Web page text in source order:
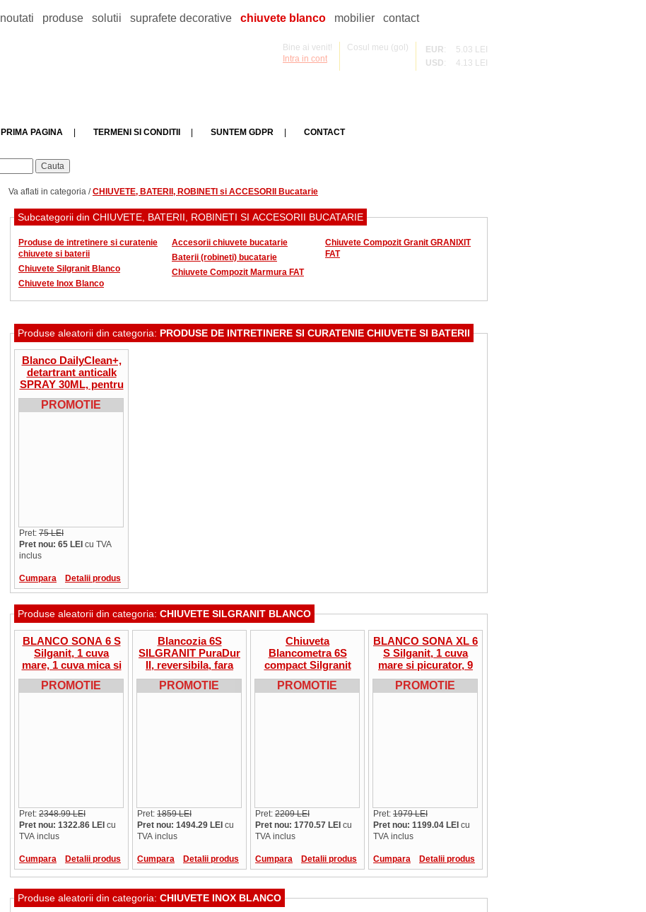
noutati produse solutii suprafete decorative chiuvete blanco mobilier contact
Bine ai venit!
Intra in cont
Cosul meu (gol) EUR:
5.03 LEI
USD: 4.13 LEI
PRIMA PAGINA TERMENI SI CONDITII SUNTEM GDPR CONTACT
Va aflati in categoria /CHIUVETE, BATERII, ROBINETI si ACCESORII Bucatarie
Subcategorii din CHIUVETE, BATERII, ROBINETI SI ACCESORII BUCATARIE
Produse de intretinere si curatenie
chiuvete si baterii
Chiuvete Silgranit Blanco
Chiuvete Inox Blanco
Accesorii chiuvete bucatarie
Baterii (robineti) bucatarie
Chiuvete Compozit Marmura FAT
Chiuvete Compozit Granit GRANIXIT
FAT
Produse aleatorii din categoria: PRODUSE DE INTRETINERE SI CURATENIE CHIUVETE SI BATERII
Blanco DailyClean+,
detartrant anticalk
SPRAY 30ML, pentru
baterii si chiuvete
inox
PROMOTIE
Pret: 75 LEI
Pret nou: 65 LEI cu TVA
inclus
Cumpara Detalii produs
Produse aleatorii din categoria: CHIUVETE SILGRANIT BLANCO
BLANCO SONA 6 S
Silganit, 1 cuva
mare, 1 cuva mica si
picurator, 9 culori
PROMOTIE
Pret: 2348.99 LEI
Pret nou: 1322.86 LEI cu
TVA inclus
Cumpara Detalii produs
Blancozia 6S
SILGRANIT PuraDur
II, reversibila, fara
excentric, culori
oferta
PROMOTIE
Pret: 1859 LEI
Pret nou: 1494.29 LEI cu
TVA inclus
Cumpara Detalii produs
Chiuveta
Blancometra 6S
compact Silgranit
PuraDur II cu
excentric,
PROMOTIE
Pret: 2209 LEI
Pret nou: 1770.57 LEI cu
TVA inclus
Cumpara Detalii produs
BLANCO SONA XL 6
S Silganit, 1 cuva
mare si picurator, 9
culori
PROMOTIE
Pret: 1979 LEI
Pret nou: 1199.04 LEI cu
TVA inclus
Cumpara Detalii produs
Produse aleatorii din categoria: CHIUVETE INOX BLANCO